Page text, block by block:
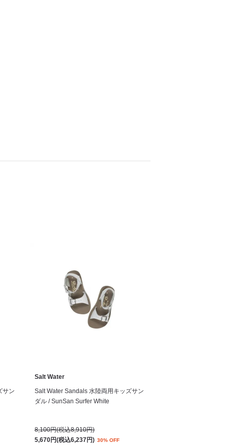
サン
Salt Water
Salt Water Sandals 水陸両用キッズサン
ダル / SunSan Surfer White
8,100円(税込8,910円)
5,670円(税込6,237円) 30% OFF